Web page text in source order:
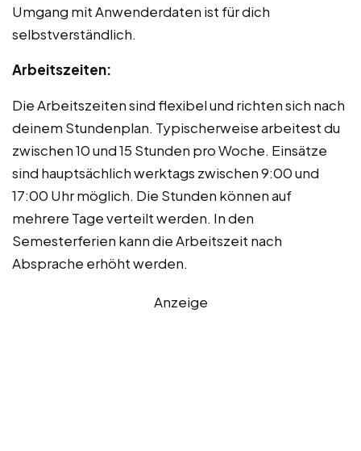
Umgang mit Anwenderdaten ist für dich
selbstverständlich.
Arbeitszeiten:
Die Arbeitszeiten sind flexibel und richten sich nach
deinem Stundenplan. Typischerweise arbeitest du
zwischen 10 und 15 Stunden pro Woche. Einsätze
sind hauptsächlich werktags zwischen 9:00 und
17:00 Uhr möglich. Die Stunden können auf
mehrere Tage verteilt werden. In den
Semesterferien kann die Arbeitszeit nach
Absprache erhöht werden.
Anzeige